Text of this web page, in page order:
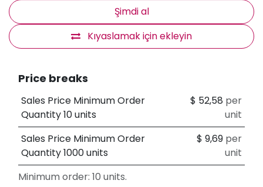
Şimdi al
Kıyaslamak için ekleyin
Price breaks
Sales Price Minimum Order
Quantity 10 units
$ 52,58 per
unit
Sales Price Minimum Order
Quantity 1000 units
$9,69 per
unit
Minimum order: 10 units.